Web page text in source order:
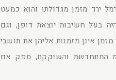
ירד מזמן מגדולתו והוא כמעט
בעל חשיבות יוצאת דופן, וגם
אינן מזמנות אליהן את תושבי
המתחדשת והשוקקת, ספק אם